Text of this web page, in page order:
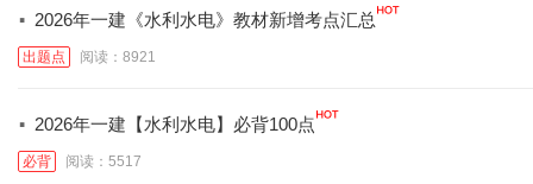
· 2026年一建《水利水电》教材新增考点汇总
出题点 阅读：8921
· 2026年一建【水利水电】必背100点
必背 阅读：5517